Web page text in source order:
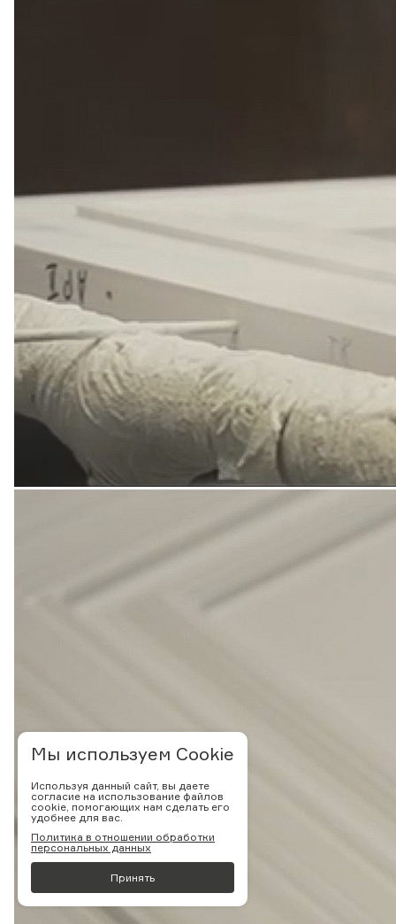
Мы используем Cookie
Используя данный сайт, вы даете
согласие на использование файлов
cookie, помогающих нам сделать его
удобнее для вас.
Политика в отношении обработки
персональных данных
Принять